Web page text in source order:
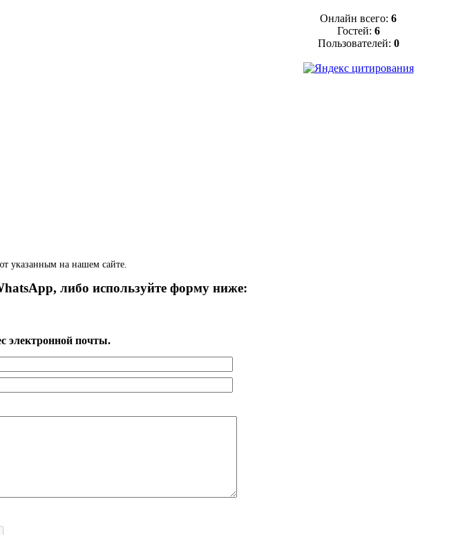
указанным на нашем сайте.
либо используйте форму ниже:
электронной почты.
Онлайн всего: 6
Гостей: 6
Пользователей: 0